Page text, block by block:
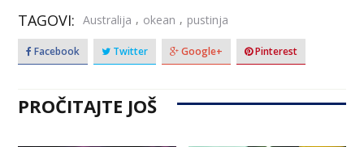
TAGOVI: Australija , okean , pustinja
Facebook Twitter Google+ Pinterest
PROČITAJTE JOŠ